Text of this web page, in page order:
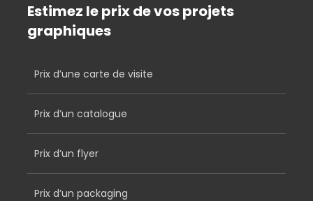
Estimez le prix de vos projets
graphiques
Prix d’une carte de visite
Prix d’un catalogue
Prix d’un flyer
Prix d’un packaging